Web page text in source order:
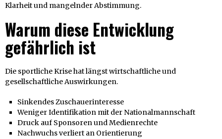
Klarheit und mangelnder Abstimmung.
Warum diese Entwicklung
gefährlich ist
Die sportliche Krise hat längst wirtschaftliche und
gesellschaftliche Auswirkungen.
Sinkendes Zuschauerinteresse
Weniger Identifikation mit der Nationalmannschaft
Druck auf Sponsoren und Medienrechte
Nachwuchs verliert an Orientierung